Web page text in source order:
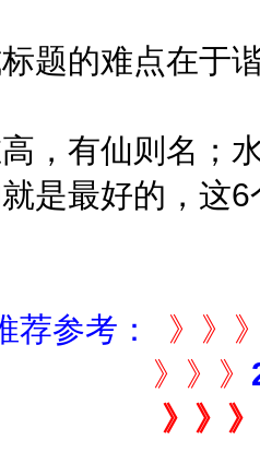
的难点在于谐
有仙则名；水
是最好的，这
荐参考：
》》
》》》
》》》